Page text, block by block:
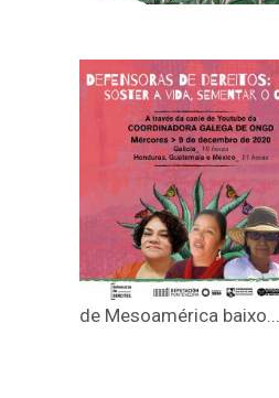
de Mesoamérica baixo...